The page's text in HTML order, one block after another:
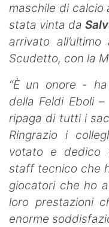
maschile di calcio
stata vinta da
arrivato
Scudetto, con la
“È un onore -
della Feldi Eboli
ripaga di tutti i
Ringrazio i
votato e dedico
staff tecnico che
giocatori che ho
loro prestazioni
enorme